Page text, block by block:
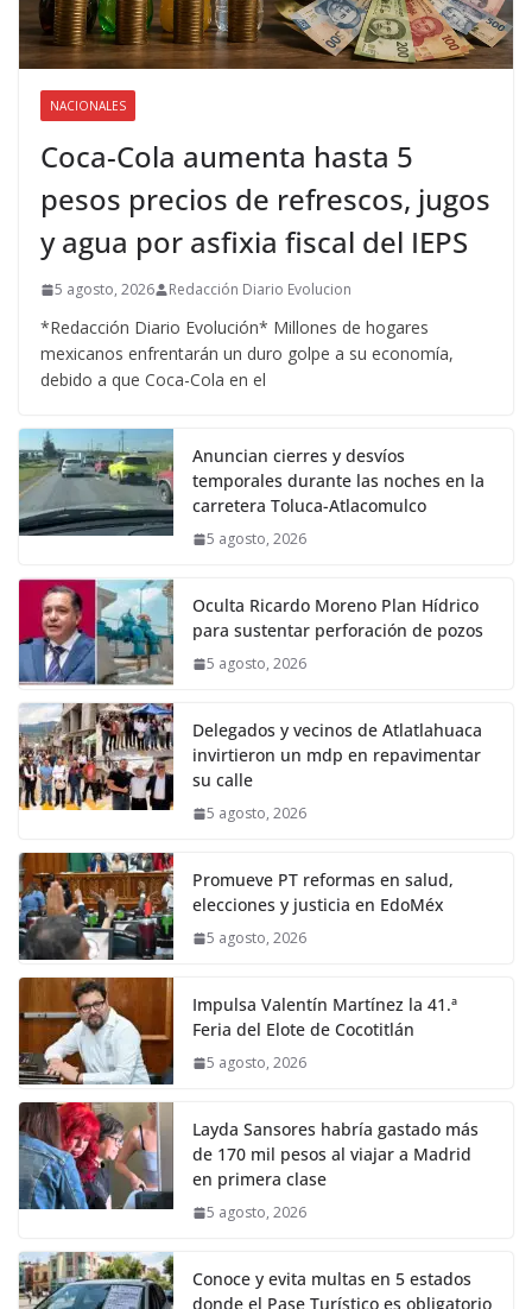
NACIONALES
Coca-Cola aumenta hasta 5
pesos precios de refrescos, jugos
y agua por asfixia fiscal del IEPS
5 agosto, 2026 Redacción Diario Evolucion
*Redacción Diario Evolución* Millones de hogares
mexicanos enfrentarán un duro golpe a su economía,
debido a que Coca-Cola en el
Anuncian cierres y desvíos
temporales durante las noches en la
carretera Toluca-Atlacomulco
5 agosto, 2026
Oculta Ricardo Moreno Plan Hídrico
para sustentar perforación de pozos
5 agosto, 2026
Delegados y vecinos de Atlatlahuaca
invirtieron un mdp en repavimentar
su calle
5 agosto, 2026
Promueve PT reformas en salud,
elecciones y justicia en EdoMéx
5 agosto, 2026
Impulsa Valentín Martínez la 41.ª
Feria del Elote de Cocotitlán
5 agosto, 2026
Layda Sansores habría gastado más
de 170 mil pesos al viajar a Madrid
en primera clase
5 agosto, 2026
Conoce y evita multas en 5 estados
donde el Pase Turístico es obligatorio